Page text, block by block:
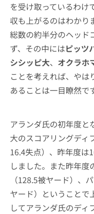
を受け取っているわけ
収も上がるのはわかり
総数の約半分のヘッド
ず、その中にはピッツ
シシッピ大、 オクラホ
ことを考えれば、やは
あることは一目瞭然で
アランダ氏の初年度と
大のスコアリングディ
16.4失点）、昨年度は
しました。また昨年
（128.5被ヤード）、
ヤード）ということで
してアランダ氏のディ